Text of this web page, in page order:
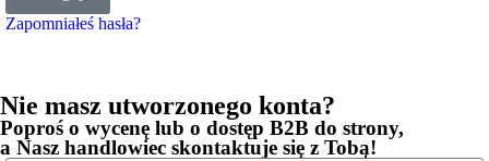
Zapomniałeś hasła?
Nie masz utworzonego konta?
Poproś o wycenę lub o dostęp B2B do strony,
a Nasz handlowiec skontaktuje się z Tobą!